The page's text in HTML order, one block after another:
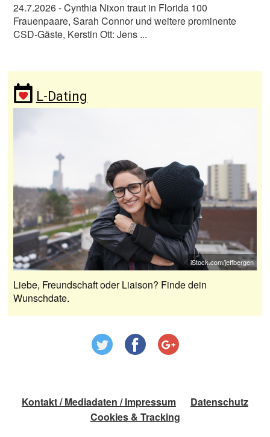
24.7.2026- Cynthia Nixon traut in Florida 100
Frauenpaare, Sarah Connor und weitere prominente
CSD-Gäste, Kerstin Ott: Jens ...
L-Dating
iStock.com/jeffbergen
Liebe, Freundschaft oder Liaison? Finde dein
Wunschdate.
Kontakt / Mediadaten / Impressum
Datenschutz
Cookies & Tracking